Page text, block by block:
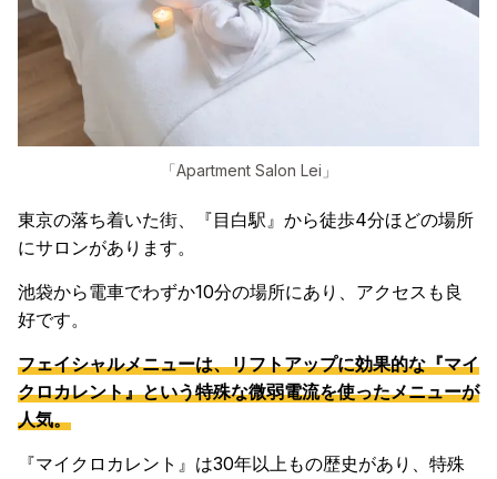
「Apartment Salon Lei」
東京の落ち着いた街、『目白駅』から徒歩4分ほどの場所
にサロンがあります。
池袋から電車でわずか10分の場所にあり、アクセスも良
好です。
フェイシャルメニューは、リフトアップに効果的な『マイ
クロカレント』という特殊な微弱電流を使ったメニューが
人気。
『マイクロカレント』は30年以上もの歴史があり、特殊